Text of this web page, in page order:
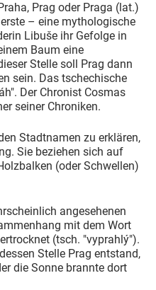
Prag oder Praga (lat.)
– eine mythologische
Libuše ihr Gefolge in
Baum eine
Stelle soll Prag dann
sein. Das tschechische
Der Chronist Cosmas
seiner Chroniken.
Stadtnamen zu erklären,
Sie beziehen sich auf
(oder Schwellen)
angesehenen
mit dem Wort
(tsch. "vyprahlý").
Stelle Prag entstand,
die Sonne brannte dort